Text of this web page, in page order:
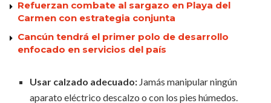
Refuerzan combate al sargazo en Playa del
Carmen con estrategia conjunta
Cancún tendrá el primer polo de desarrollo
enfocado en servicios del país
Usar calzado adecuado: Jamás manipular ningún
aparato eléctrico descalzo o con los pies húmedos.